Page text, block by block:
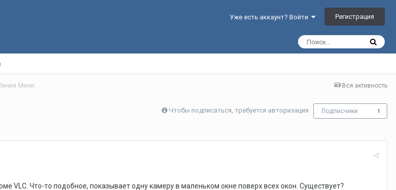
Уже есть аккаунт? Войти Регистрация
Вся активность
Мини
Чтобы подписаться, требуется авторизация Подписчики 1
VLC. Что-то подобное, показывает одну камеру в маленьком окне поверх всех окон. Существует?